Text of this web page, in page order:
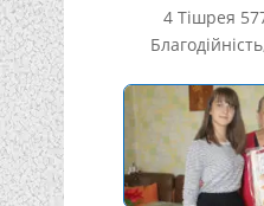
4 Тішрея
Благодійність